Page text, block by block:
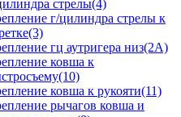
стрелы(4)
г/цилиндра стрелы к
гц аутригера низ(2А)
ковша к
ковша к рукояти(11)
рычагов ковша и